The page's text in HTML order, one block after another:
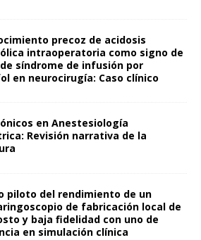
precoz de acidosis
intraoperatoria como signo de
síndrome de infusión por
en neurocirugía: Caso clínico
en Anestesiología
Revisión narrativa de la
piloto del rendimiento de un
de fabricación local de
y baja fidelidad con uno de
en simulación clínica